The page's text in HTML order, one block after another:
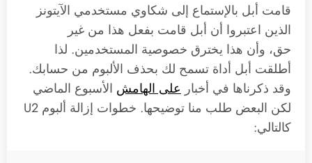
قامت أبل بالإستماع إلى شكاوي مستخدمي الآيتونز
الذين اعتبروا أن أبل قامت بفعل هذا من غير
حق، وأن هذا يخترق خصوصية المستخدمين. لذا
أطلقت أبل أداة تسمح لك بحذف الألبوم من حسابك.
وقد ذكرناها في أخبار على الهامش الأسبوع الماضي
لكن البعض طلب منا توضيحها. خطوات إزالة ألبوم U2
كالتالي: